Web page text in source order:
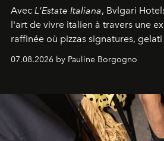
Avec L'Estate Italiana, Bvlgari
l'art de vivre italien à travers une
raffinée où pizzas signatures,
d'exception composent un
07.08.2026 by Pauline Borgogno